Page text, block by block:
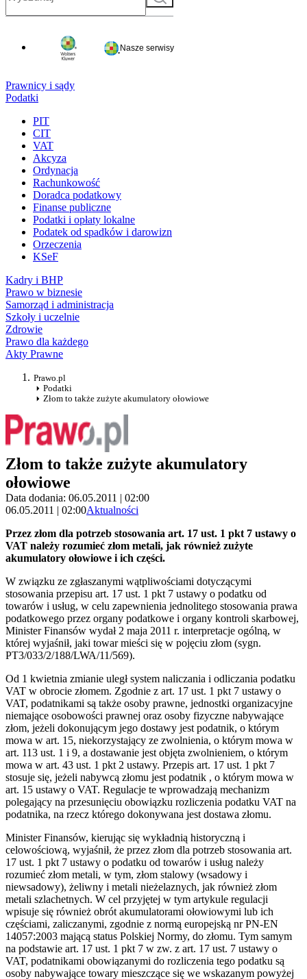
Nasze serwisy
Prawnicy i sądy
Podatki
PIT
CIT
VAT
Akcyza
Ordynacja
Rachunkowość
Doradca podatkowy
Finanse publiczne
Podatki i opłaty lokalne
Podatek od spadków i darowizn
Orzeczenia
KSeF
Kadry i BHP
Prawo w biznesie
Samorząd i administracja
Szkoły i uczelnie
Zdrowie
Prawo dla każdego
Akty Prawne
Prawo.pl
Podatki
Złom to także zużyte akumulatory ołowiowe
Złom to także zużyte akumulatory
ołowiowe
Data dodania: 06.05.2011 | 02:00
06.05.2011 | 02:00Aktualności
Przez złom dla potrzeb stosowania art. 17 ust. 1 pkt 7 ustawy o
VAT należy rozumieć złom metali, jak również zużyte
akumulatory ołowiowe i ich części.
W związku ze zgłaszanymi wątpliwościami dotyczącymi
stosowania przepisu art. 17 ust. 1 pkt 7 ustawy o podatku od
towarów i usług, w celu zapewnienia jednolitego stosowania prawa
podatkowego przez organy podatkowe i organy kontroli skarbowej,
Minister Finansów wydał 2 maja 2011 r. interpretacje ogólną, w
której wyjaśnił, jaki towar mieści się w pojęciu złom (sygn.
PT3/033/2/188/LWA/11/569).
Od 1 kwietnia zmianie uległ system naliczania i odliczania podatku
VAT w obrocie złomem. Zgodnie z art. 17 ust. 1 pkt 7 ustawy o
VAT, podatnikami są także osoby prawne, jednostki organizacyjne
niemające osobowości prawnej oraz osoby fizyczne nabywające
złom, jeżeli dokonującym jego dostawy jest podatnik, o którym
mowa w art. 15, niekorzystający ze zwolnienia, o którym mowa w
art. 113 ust. 1 i 9, a dostawanie jest objęta zwolnieniem, o którym
mowa w art. 43 ust. 1 pkt 2 ustawy. Przepis art. 17 ust. 1 pkt 7
stosuje się, jeżeli nabywcą złomu jest podatnik , o którym mowa w
art. 15 ustawy o VAT. Regulacje te wprowadzają mechanizm
polegający na przesunięciu obowiązku rozliczenia podatku VAT na
podatnika, na rzecz którego dokonywana jest dostawa złomu.
Minister Finansów, kierując się wykładnią historyczną i
celowościową, wyjaśnił, że przez złom dla potrzeb stosowania art.
17 ust. 1 pkt 7 ustawy o podatku od towarów i usług należy
rozumieć złom metali, w tym, złom stalowy (wsadowy i
niewsadowy), żeliwny i metali nieżelaznych, jak również złom
metali szlachetnych. W cel przyjętej w tym artykule regulacji
wpisuje się również obrót akumulatorami ołowiowymi lub ich
częściami, zaliczanymi, zgodnie z normą europejską nr PN-EN
14057:2003 mającą status Polskiej Normy, do złomu. Tym samym
na podstawie art. 17 ust. 1 pkt 7 w zw. z art. 17 ust. 7 ustawy o
VAT, podatnikami obowiązanymi do rozliczenia tego podatku są
osoby nabywające towary mieszczące się we wskazanym powyżej